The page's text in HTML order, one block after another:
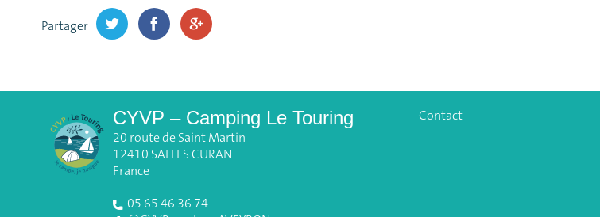
Partager
CYVP – Camping Le Touring
20 route de Saint Martin
12410 SALLES CURAN
France
05 65 46 36 74
Contact